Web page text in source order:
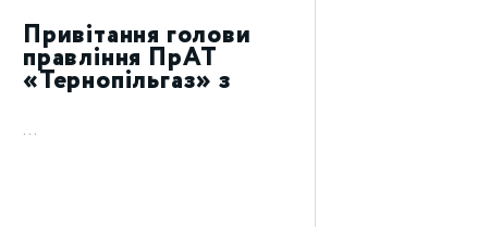
Привітання голови
правління ПрАТ
«Тернопільгаз» з
святом Воскресіння
Христового 2024!
...